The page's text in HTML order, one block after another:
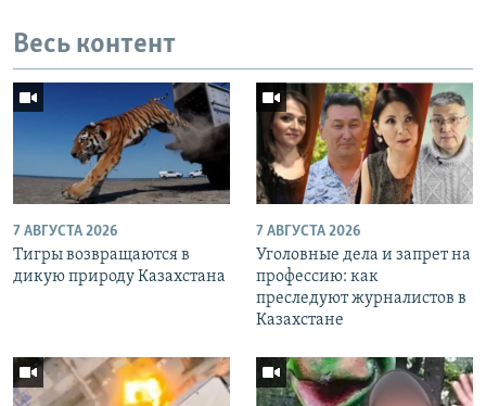
Весь контент
7 АВГУСТА 2026
Тигры возвращаются в
дикую природу Казахстана
7 АВГУСТА 2026
Уголовные дела и запрет на
профессию: как
преследуют журналистов в
Казахстане